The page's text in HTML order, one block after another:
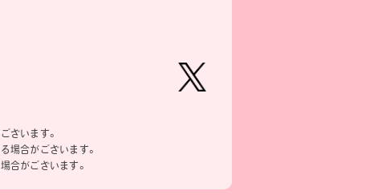
ざいます。
場合がございます。
合がございます。